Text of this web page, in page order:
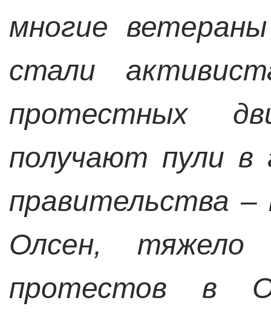
многие
стали
протестных
получают пули в
правительства
Олсен,
протестов в